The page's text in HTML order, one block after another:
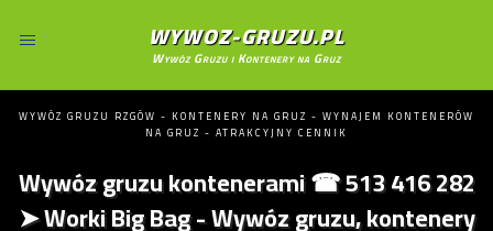
WYWOZ-GRUZU.PL
Wywóz Gruzu i Kontenery na Gruz
WYWÓZ GRUZU RZGÓW - KONTENERY NA GRUZ - WYNAJEM KONTENERÓW
NA GRUZ - ATRAKCYJNY CENNIK
Wywóz gruzu kontenerami ☎ 513 416 282
➤ Worki Big Bag - Wywóz gruzu, kontenery